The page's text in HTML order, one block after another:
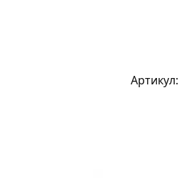
Артикул: